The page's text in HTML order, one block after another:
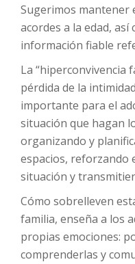
Sugerimos mantener
acordes a la edad,
información fiable
La “hiperconvivencia
pérdida de la
importante para el
situación que hagan
organizando y
espacios, reforzando
situación y
Cómo sobrelleven
familia, enseña a los
propias emociones:
comprenderlas y